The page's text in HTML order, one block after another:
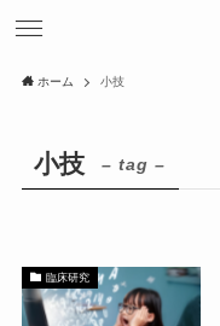
ホーム 小技
小技 – tag –
臨床研究